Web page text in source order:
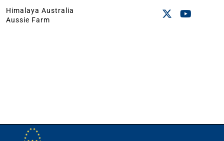
Himalaya Australia
Aussie Farm